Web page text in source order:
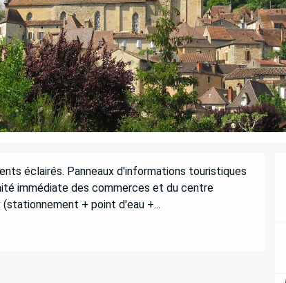
éclairés. Panneaux d'informations touristiques
immédiate des commerces et du centre
+ point d'eau +...